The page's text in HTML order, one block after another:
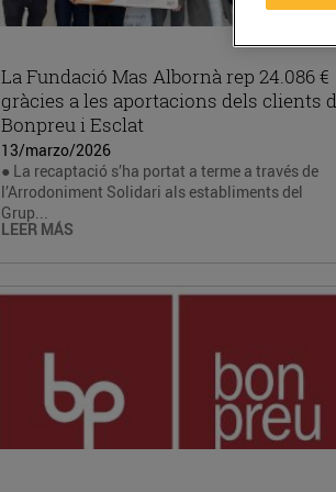
La Fundació Mas Albornà rep 24.086 €
gràcies a les aportacions dels clients
Bonpreu i Esclat
13/marzo/2026
● La recaptació s’ha portat a terme a través de
l’Arrodoniment Solidari als establiments del
Grup...
LEER MÁS